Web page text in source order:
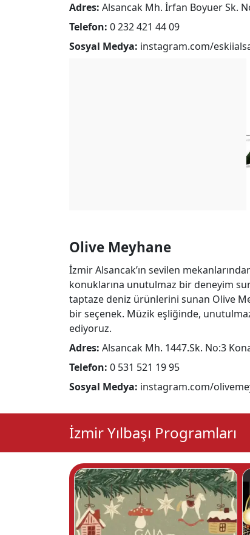
Adres: Alsancak Mh. İrfan Boyuer Sk.
Telefon: 0 232 421 44 09
Sosyal Medya: instagram.com/
Olive Meyhane
İzmir Alsancak’ın sevilen
konuklarına unutulmaz bir deneyim
taptaze deniz ürünlerini sunan Olive
bir seçenek. Müzik eşliğinde,
ediyoruz.
Adres: Alsancak Mh. 1447.Sk. No:3
Telefon: 0 531 521 19 95
Sosyal Medya: instagram.com/
İzmir Yılbaşı Programları